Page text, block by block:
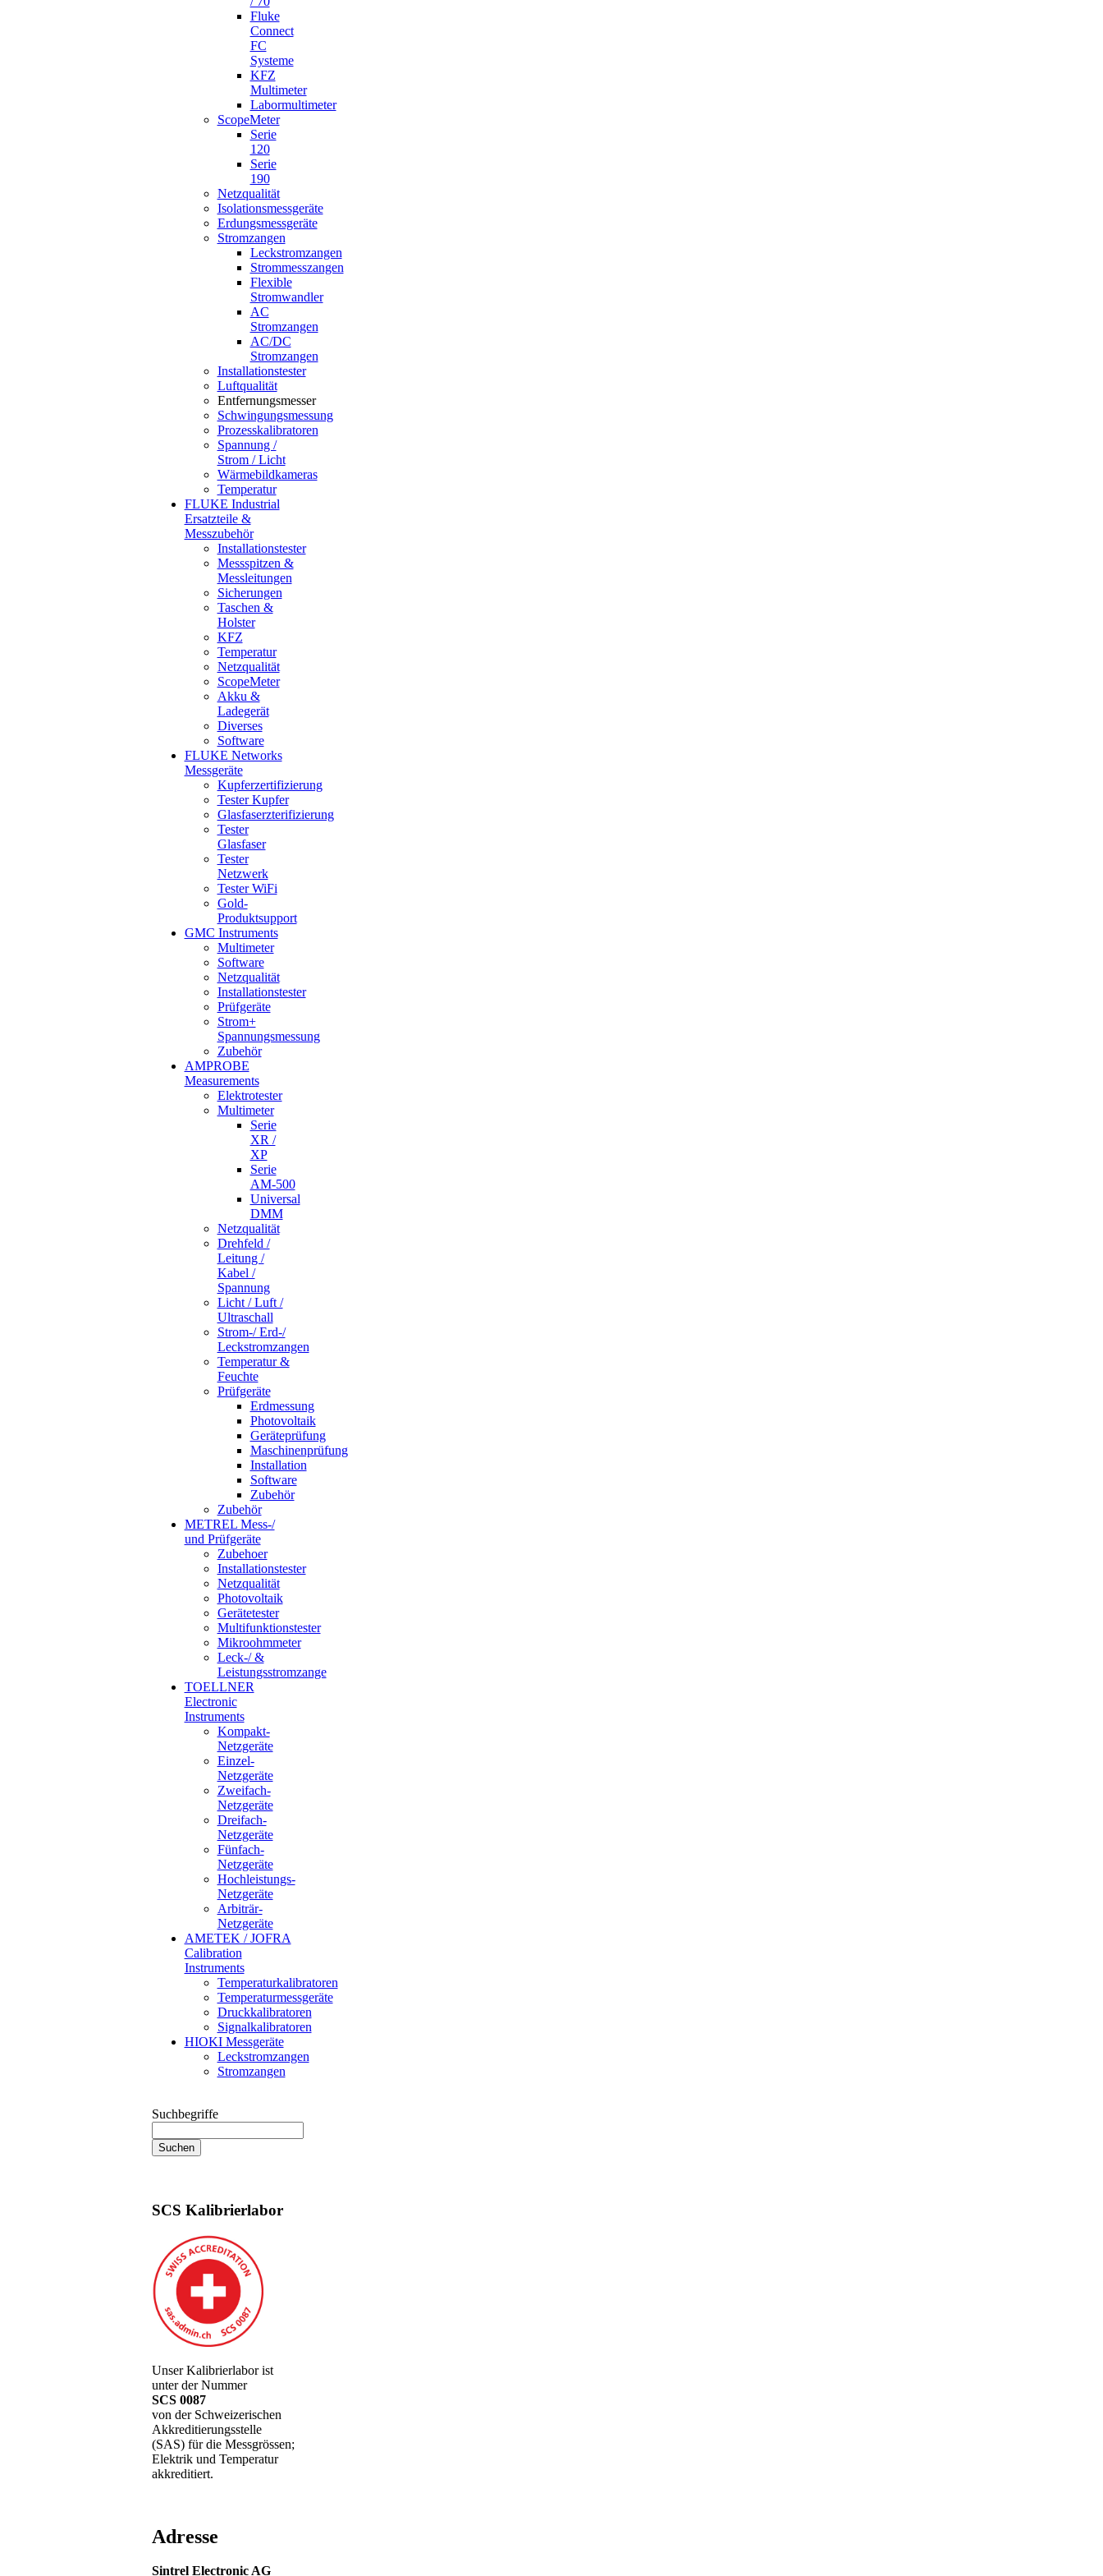
Fluke
Connect
FC
Systeme
KFZ
Multimeter
Labormultimeter
ScopeMeter
Serie
120
Serie
190
Netzqualität
Isolationsmessgeräte
Erdungsmessgeräte
Stromzangen
Leckstromzangen
Strommesszangen
Flexible
Stromwandler
AC
Stromzangen
AC/DC
Stromzangen
Installationstester
Luftqualität
Entfernungsmesser
Schwingungsmessung
Prozesskalibratoren
Spannung /
Strom / Licht
Wärmebildkameras
Temperatur
FLUKE Industrial
Ersatzteile &
Messzubehör
Installationstester
Messspitzen &
Messleitungen
Sicherungen
Taschen &
Holster
KFZ
Temperatur
Netzqualität
ScopeMeter
Akku &
Ladegerät
Diverses
Software
FLUKE Networks
Messgeräte
Kupferzertifizierung
Tester Kupfer
Glasfaserzterifizierung
Tester
Glasfaser
Tester
Netzwerk
Tester WiFi
Gold-
Produktsupport
GMC Instruments
Multimeter
Software
Netzqualität
Installationstester
Prüfgeräte
Strom+
Spannungsmessung
Zubehör
AMPROBE
Measurements
Elektrotester
Multimeter
Serie
XR /
XP
Serie
AM-500
Universal
DMM
Netzqualität
Drehfeld /
Leitung /
Kabel /
Spannung
Licht / Luft /
Ultraschall
Strom-/ Erd-/
Leckstromzangen
Temperatur &
Feuchte
Prüfgeräte
Erdmessung
Photovoltaik
Geräteprüfung
Maschinenprüfung
Installation
Software
Zubehör
Zubehör
METREL Mess-/
und Prüfgeräte
Zubehoer
Installationstester
Netzqualität
Photovoltaik
Gerätetester
Multifunktionstester
Mikroohmmeter
Leck-/ &
Leistungsstromzange
TOELLNER
Electronic
Instruments
Kompakt-
Netzgeräte
Einzel-
Netzgeräte
Zweifach-
Netzgeräte
Dreifach-
Netzgeräte
Fünfach-
Netzgeräte
Hochleistungs-
Netzgeräte
Arbiträr-
Netzgeräte
AMETEK / JOFRA
Calibration
Instruments
Temperaturkalibratoren
Temperaturmessgeräte
Druckkalibratoren
Signalkalibratoren
HIOKI Messgeräte
Leckstromzangen
Stromzangen
Suchbegriffe
SCS Kalibrierlabor
Unser Kalibrierlabor ist
unter der Nummer
SCS 0087
von der Schweizerischen
Akkreditierungsstelle
(SAS) für die Messgrössen;
Elektrik und Temperatur
akkreditiert.
Adresse
Sintrel Electronic AG